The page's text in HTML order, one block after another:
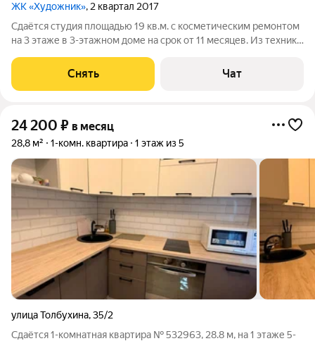
ЖК «Художник», 2 квартал 2017
Сдаётся студия площадью 19 кв.м. с косметическим ремонтом
на 3 этаже в 3-этажном доме на срок от 11 месяцев. Из техники
Холодильник Посудомоечная машина Бойлер Дом -
панельный. Коммунальные услуги
Снять Чат
24 200 ₽ в месяц
28,8 м² 1-комн. квартира 1 этаж из 5
улица Толбухина,35/2
Сдаётся 1-комнатная квартира № 532963, 28.8 м, на 1 этаже 5-